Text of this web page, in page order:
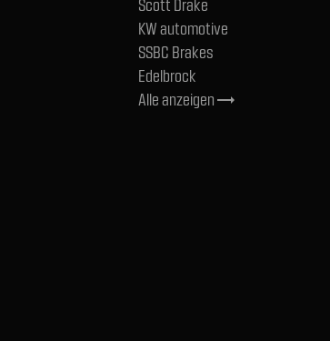
Scott Drake
KW automotive
SSBC Brakes
Edelbrock
Alle anzeigentrending_flat